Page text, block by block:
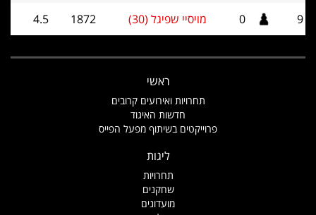
9
0 מויסיי שפיגל (30) 1872
4.5
ראשי
תחרויות ואירועים קרובים
חדשות האיגוד
פרוייקטים בשיתוף מפעל הפייס
ליגות
תחרויות
שחקנים
מועדונים